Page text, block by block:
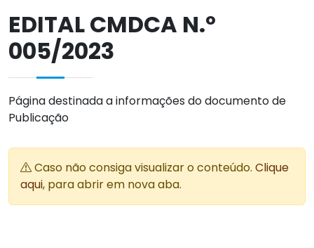
EDITAL CMDCA N.º
005/2023
Página destinada a informações do documento de
Publicação
Caso não consiga visualizar o conteúdo. Clique
aqui, para abrir em nova aba.